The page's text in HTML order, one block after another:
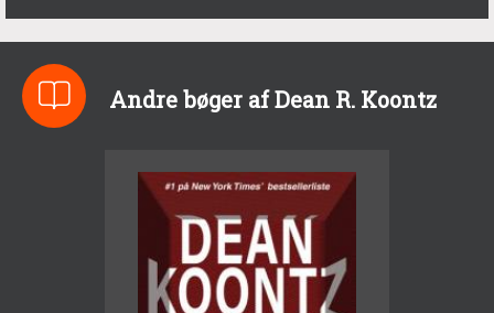
Andre bøger af Dean R. Koontz